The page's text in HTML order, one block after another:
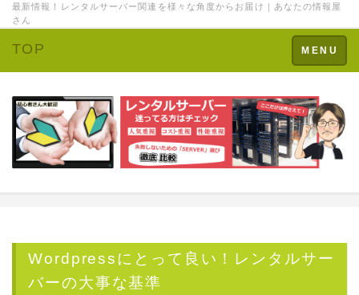
最新情報！レンタルサーバー関連を様々な角度からお届け｜あなたの情報屋
さん
Toggle
navigation
MENU
TOP
Wordpressにとって良い！レンタルサー
バーの大事な基準